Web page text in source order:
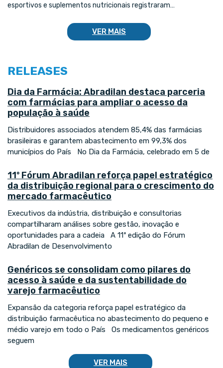
esportivos e suplementos nutricionais registraram…
VER MAIS
RELEASES
Dia da Farmácia: Abradilan destaca parceria
com farmácias para ampliar o acesso da
população à saúde
Distribuidores associados atendem 85,4% das farmácias
brasileiras e garantem abastecimento em 99,3% dos
municípios do País No Dia da Farmácia, celebrado em 5 de
11º Fórum Abradilan reforça papel estratégico
da distribuição regional para o crescimento do
mercado farmacêutico
Executivos da indústria, distribuição e consultorias
compartilharam análises sobre gestão, inovação e
oportunidades para a cadeia A 11ª edição do Fórum
Abradilan de Desenvolvimento
Genéricos se consolidam como pilares do
acesso à saúde e da sustentabilidade do
varejo farmacêutico
Expansão da categoria reforça papel estratégico da
distribuição farmacêutica no abastecimento do pequeno e
médio varejo em todo o País Os medicamentos genéricos
seguem
VER MAIS